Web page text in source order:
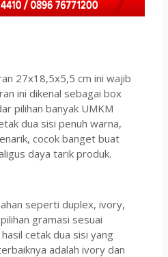
27x18,5x5,5 cm ini wajib
ini dikenal sebagai box
pilihan banyak UMKM
dua sisi penuh warna,
cocok banget buat
daya tarik produk.
seperti duplex, ivory,
gramasi sesuai
cetak dua sisi yang
adalah ivory dan